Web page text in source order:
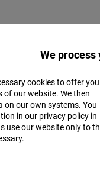
We process
cookies to offer you
our website. We then
on our own systems. You
in our privacy policy in
use our website only to